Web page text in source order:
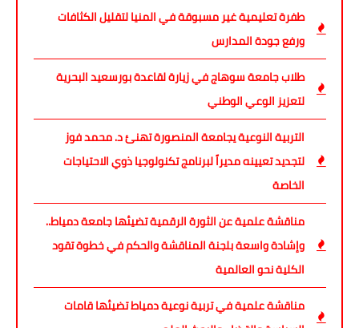
طفرة تعليمية غير مسبوقة في المنيا لتقليل الكثافات
ورفع جودة المدارس
طلاب جامعة سوهاج في زيارة لقاعدة بورسعيد البحرية
لتعزيز الوعي الوطني
التربية النوعية يجامعة المنصورة تهنئ د. محمد فوز
لتجديد تعيينه مديراً لبرنامج تكنولوجيا ذوي الاحتياجات
الخاصة
مناقشة علمية عن الثورة الرقمية تضيئها جامعة دمياط..
وإشادة واسعة بلجنة المناقشة والحكم في خطوة تقود
الكلية نحو العالمية
مناقشة علمية في تربية نوعية دمياط تضيئها قامات